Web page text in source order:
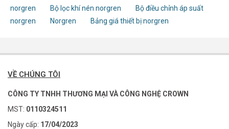
norgren
Bộ lọc khí nén norgren
Bộ điều chỉnh áp suất
norgren
Norgren Bảng giá thiết bị norgren
VỀ CHÚNG TÔI
CÔNG TY TNHH THƯƠNG MẠI VÀ CÔNG NGHỆ CROWN
MST: 0110324511
Ngày cấp: 17/04/2023